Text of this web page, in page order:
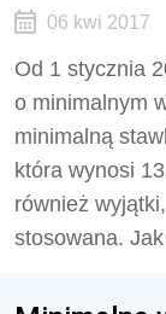
06 kwi 2017
Od 1 stycznia
o minimalnym
minimalną
która wynosi
również
stosowana.